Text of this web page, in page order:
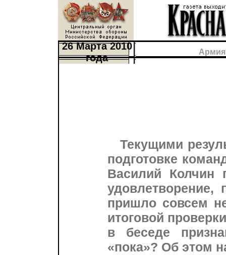
26 Марта 2010
года
Текущими
подготовке
Василий Колчин
удовлетворение,
пришло совсем
итоговой
в беседе
«пока»? Об этом